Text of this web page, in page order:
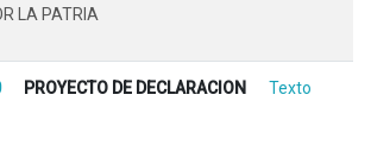
LA PATRIA
PROYECTO DE DECLARACION
Texto